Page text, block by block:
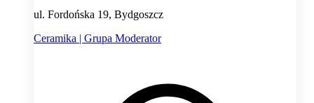
ul. Fordońska 19, Bydgoszcz
Ceramika | Grupa Moderator